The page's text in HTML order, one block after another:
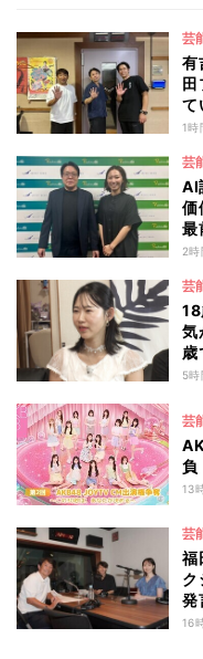
芸
有
田
て
1時
芸
AI
価
最
2時
芸
18
気
歳
島
5時
芸
負
13
芸
福
ク
発
す
16